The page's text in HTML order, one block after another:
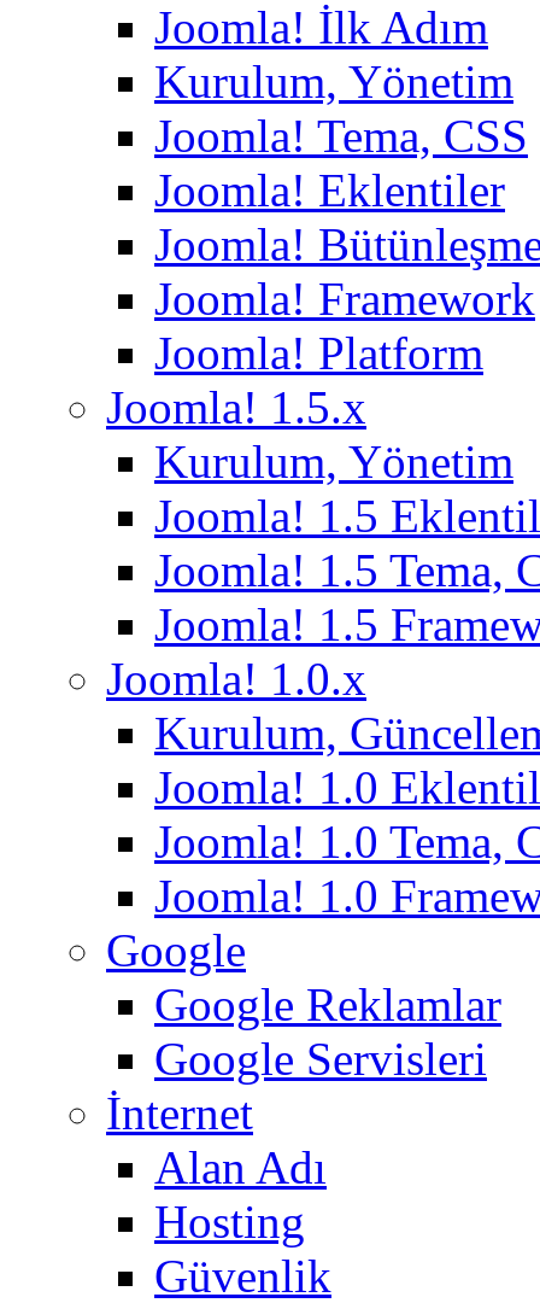
Joomla! İlk Adım
Kurulum, Yönetim
Joomla! Tema, CSS
Joomla! Eklentiler
Joomla!
Joomla! Framework
Joomla! Platform
Joomla! 1.5.x
Kurulum, Yönetim
Joomla! 1.5
Joomla! 1.5 Tema,
Joomla! 1.5
Joomla! 1.0.x
Kurulum,
Joomla! 1.0
Joomla! 1.0 Tema,
Joomla! 1.0
Google
Google Reklamlar
Google Servisleri
İnternet
Alan Adı
Hosting
Güvenlik